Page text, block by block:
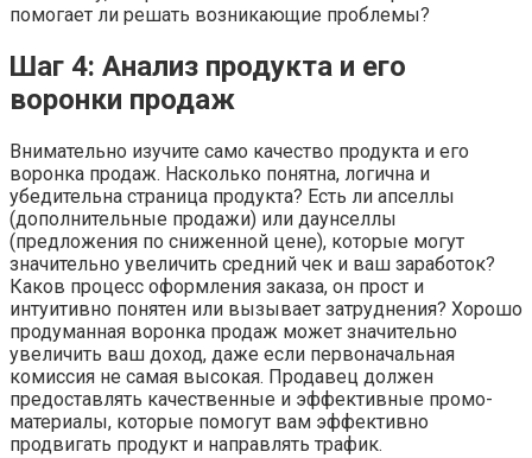
помогает ли решать возникающие проблемы?
Шаг 4: Анализ продукта и его
воронки продаж
Внимательно изучите само качество продукта и его
воронка продаж. Насколько понятна, логична и
убедительна страница продукта? Есть ли апселлы
(дополнительные продажи) или даунселлы
(предложения по сниженной цене), которые могут
значительно увеличить средний чек и ваш заработок?
Каков процесс оформления заказа, он прост и
интуитивно понятен или вызывает затруднения? Хорошо
продуманная воронка продаж может значительно
увеличить ваш доход, даже если первоначальная
комиссия не самая высокая. Продавец должен
предоставлять качественные и эффективные промо-
материалы, которые помогут вам эффективно
продвигать продукт и направлять трафик.